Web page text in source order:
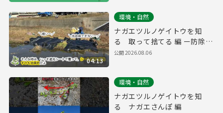
04:13
環境・自然
ナガエツルノゲイトウを知
る 取って捨てる 編 ー防除の
ポイントー
公開2026.08.06
環境・自然
ナガエツルノゲイトウを知
る ナガエさんぽ 編